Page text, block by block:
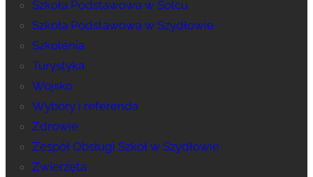
Szkoła Podstawowa w Solcu
Szkoła Podstawowa w Szydłowie
Szkolenia
Turystyka
Wojsko
Wybory i referenda
Zdrowie
Zespół Obsługi Szkół w Szydłowie
Zwierzęta